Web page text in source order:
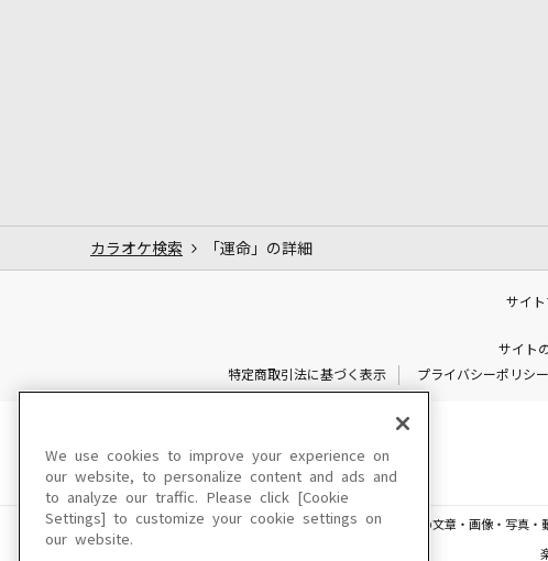
カラオケ検索 「運命」の詳細
サイ
サイト
特定商取引法に基づく表示
プライバシーポリシー
このサイトに掲載されている一切の文章・画像・写真
We use cookies to improve your experience on
our website, to personalize content and ads and
to analyze our traffic. Please click [Cookie
Settings] to customize your cookie settings on
our website.